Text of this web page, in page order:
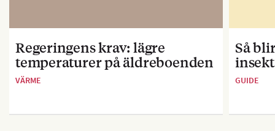
Regeringens krav: lägre
temperaturer på äldreboenden
VÄRME
Så
GUIDE